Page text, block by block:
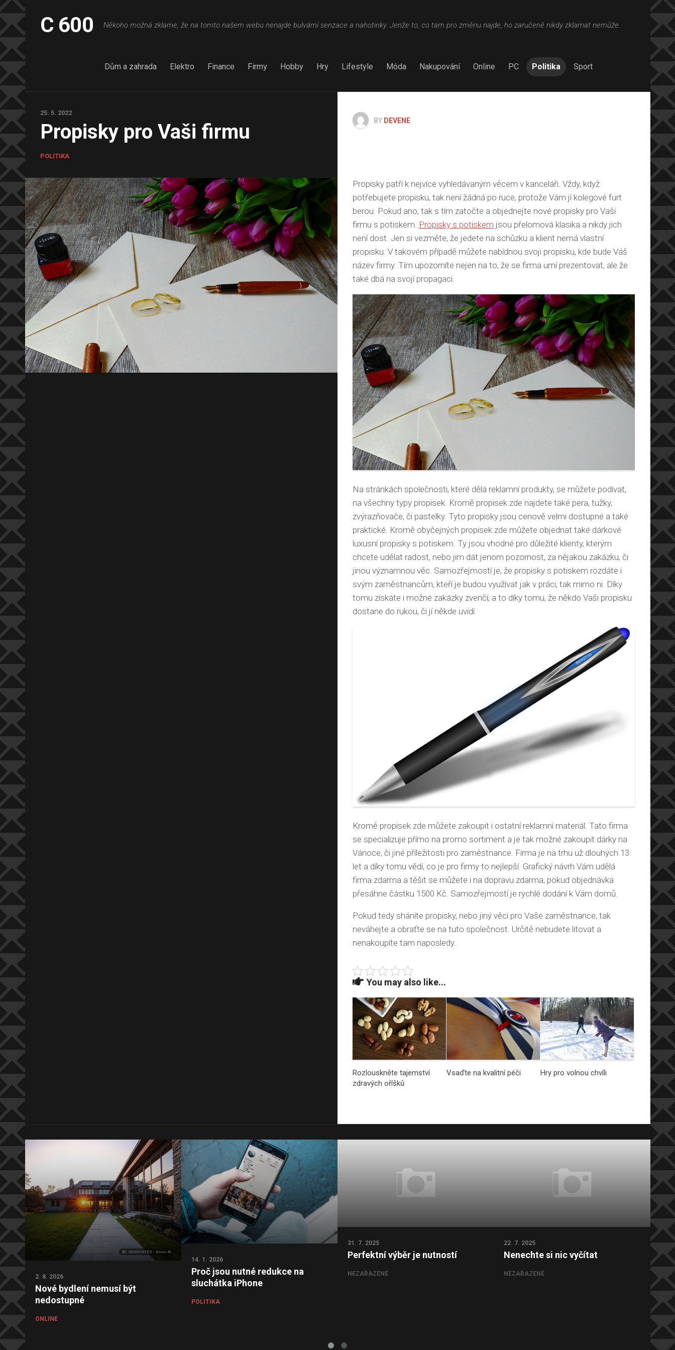
Skip
to
content
C 600 Někoho možná zklame, že na tomto našem webu nenajde bulvární senzace a nahotinky. Jenže to, co tam pro změnu najde, ho zaručeně nikdy zklamat nemůže.
Dům a zahrada Elektro Finance Firmy Hobby Hry Lifestyle Móda Nakupování Online PC Politika Sport
25. 5. 2022
Propisky pro Vaši firmu
POLITIKA
BY DEVENE
Propisky patří k nejvíce vyhledávaným věcem v kanceláři. Vždy, když
potřebujete propisku, tak není žádná po ruce, protože Vám jí kolegové furt
berou. Pokud ano, tak s tím zatočte a objednejte nové propisky pro Vaši
firmu s potiskem. Propisky s potiskem jsou přelomová klasika a nikdy jich
není dost. Jen si vezměte, že jedete na schůzku a klient nemá vlastní
propisku. V takovém případě můžete nabídnou svoji propisku, kde bude Váš
název firmy. Tím upozorníte nejen na to, že se firma umí prezentovat, ale že
také dbá na svojí propagaci.
Na stránkách společnosti, které dělá reklamní produkty, se můžete podívat,
na všechny typy propisek. Kromě propisek zde najdete také pera, tužky,
zvýrazňovače, či pastelky. Tyto propisky jsou cenově velmi dostupné a také
praktické. Kromě obyčejných propisek zde můžete objednat také dárkové
luxusní propisky s potiskem. Ty jsou vhodné pro důležité klienty, kterým
chcete udělat radost, nebo jim dát jenom pozornost, za nějakou zakázku, či
jinou významnou věc. Samozřejmostí je, že propisky s potiskem rozdáte i
svým zaměstnancům, kteří je budou využívat jak v práci, tak mimo ni. Díky
tomu získáte i možné zakázky zvenčí, a to díky tomu, že někdo Vaši propisku
dostane do rukou, či jí někde uvidí.
Kromě propisek zde můžete zakoupit i ostatní reklamní materiál. Tato firma
se specializuje přímo na promo sortiment a je tak možné zakoupit dárky na
Vánoce, či jiné příležitosti pro zaměstnance. Firma je na trhu už dlouhých 13
let a díky tomu vědí, co je pro firmy to nejlepší. Grafický návrh Vám udělá
firma zdarma a těšit se můžete i na dopravu zdarma, pokud objednávka
přesáhne částku 1500 Kč. Samozřejmostí je rychlé dodání k Vám domů.
Pokud tedy sháníte propisky, nebo jiný věci pro Vaše zaměstnance, tak
neváhejte a obraťte se na tuto společnost. Určitě nebudete litovat a
nenakoupíte tam naposledy.
You may also like...
Rozlouskněte tajemství
zdravých oříšků
Vsaďte na kvalitní péči Hry pro volnou chvíli
2. 8. 2026
Nové bydlení nemusí být
nedostupné
ONLINE
14. 1. 2026
Proč jsou nutné redukce na
sluchátka iPhone
POLITIKA
31. 7. 2025
Perfektní výběr je nutností
NEZAŘAZENÉ
22. 7. 2025
Nenechte si nic vyčítat
NEZAŘAZENÉ
15.